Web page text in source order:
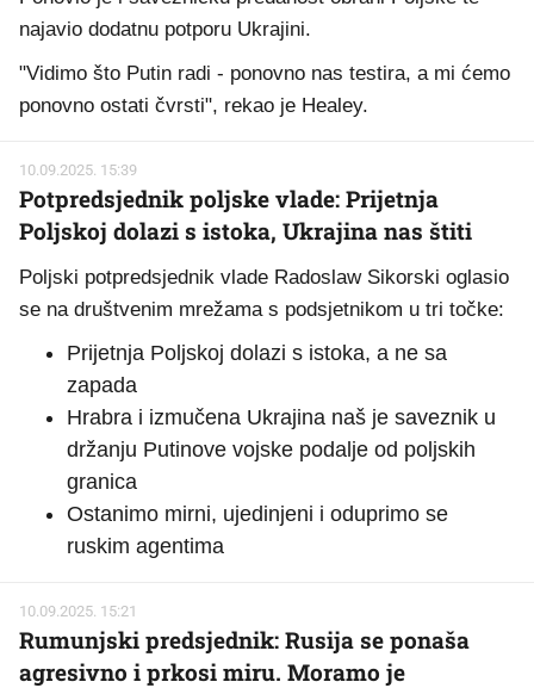
najavio dodatnu potporu Ukrajini.
"Vidimo što Putin radi - ponovno nas testira, a mi ćemo
ponovno ostati čvrsti", rekao je Healey.
10.09.2025. 15:39
Potpredsjednik poljske vlade: Prijetnja
Poljskoj dolazi s istoka, Ukrajina nas štiti
Poljski potpredsjednik vlade Radoslaw Sikorski oglasio
se na društvenim mrežama s podsjetnikom u tri točke:
Prijetnja Poljskoj dolazi s istoka, a ne sa
zapada
Hrabra i izmučena Ukrajina naš je saveznik u
držanju Putinove vojske podalje od poljskih
granica
Ostanimo mirni, ujedinjeni i oduprimo se
ruskim agentima
10.09.2025. 15:21
Rumunjski predsjednik: Rusija se ponaša
agresivno i prkosi miru. Moramo je